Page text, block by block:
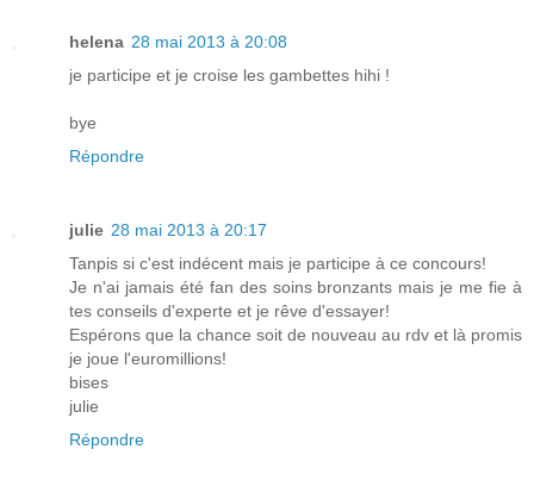
helena 28 mai 2013 à 20:08
je participe et je croise les gambettes hihi !
bye
Répondre
julie 28 mai 2013 à 20:17
Tanpis si c'est indécent mais je participe à ce concours!
Je n'ai jamais été fan des soins bronzants mais je me fie à
tes conseils d'experte et je rêve d'essayer!
Espérons que la chance soit de nouveau au rdv et là promis
je joue l'euromillions!
bises
julie
Répondre